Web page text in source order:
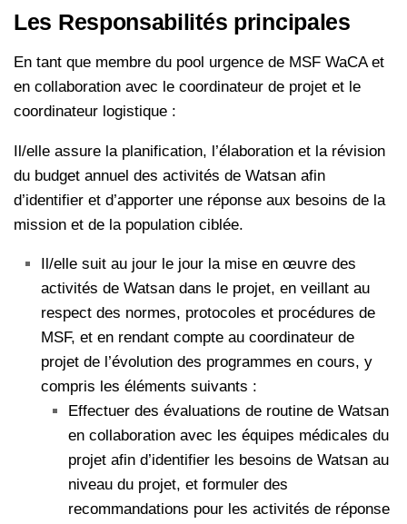
Les Responsabilités principales
En tant que membre du pool urgence de MSF WaCA et
en collaboration avec le coordinateur de projet et le
coordinateur logistique :
Il/elle assure la planification, l’élaboration et la révision
du budget annuel des activités de Watsan afin
d’identifier et d’apporter une réponse aux besoins de la
mission et de la population ciblée.
Il/elle suit au jour le jour la mise en œuvre des
activités de Watsan dans le projet, en veillant au
respect des normes, protocoles et procédures de
MSF, et en rendant compte au coordinateur de
projet de l’évolution des programmes en cours, y
compris les éléments suivants :
Effectuer des évaluations de routine de Watsan
en collaboration avec les équipes médicales du
projet afin d’identifier les besoins de Watsan au
niveau du projet, et formuler des
recommandations pour les activités de réponse